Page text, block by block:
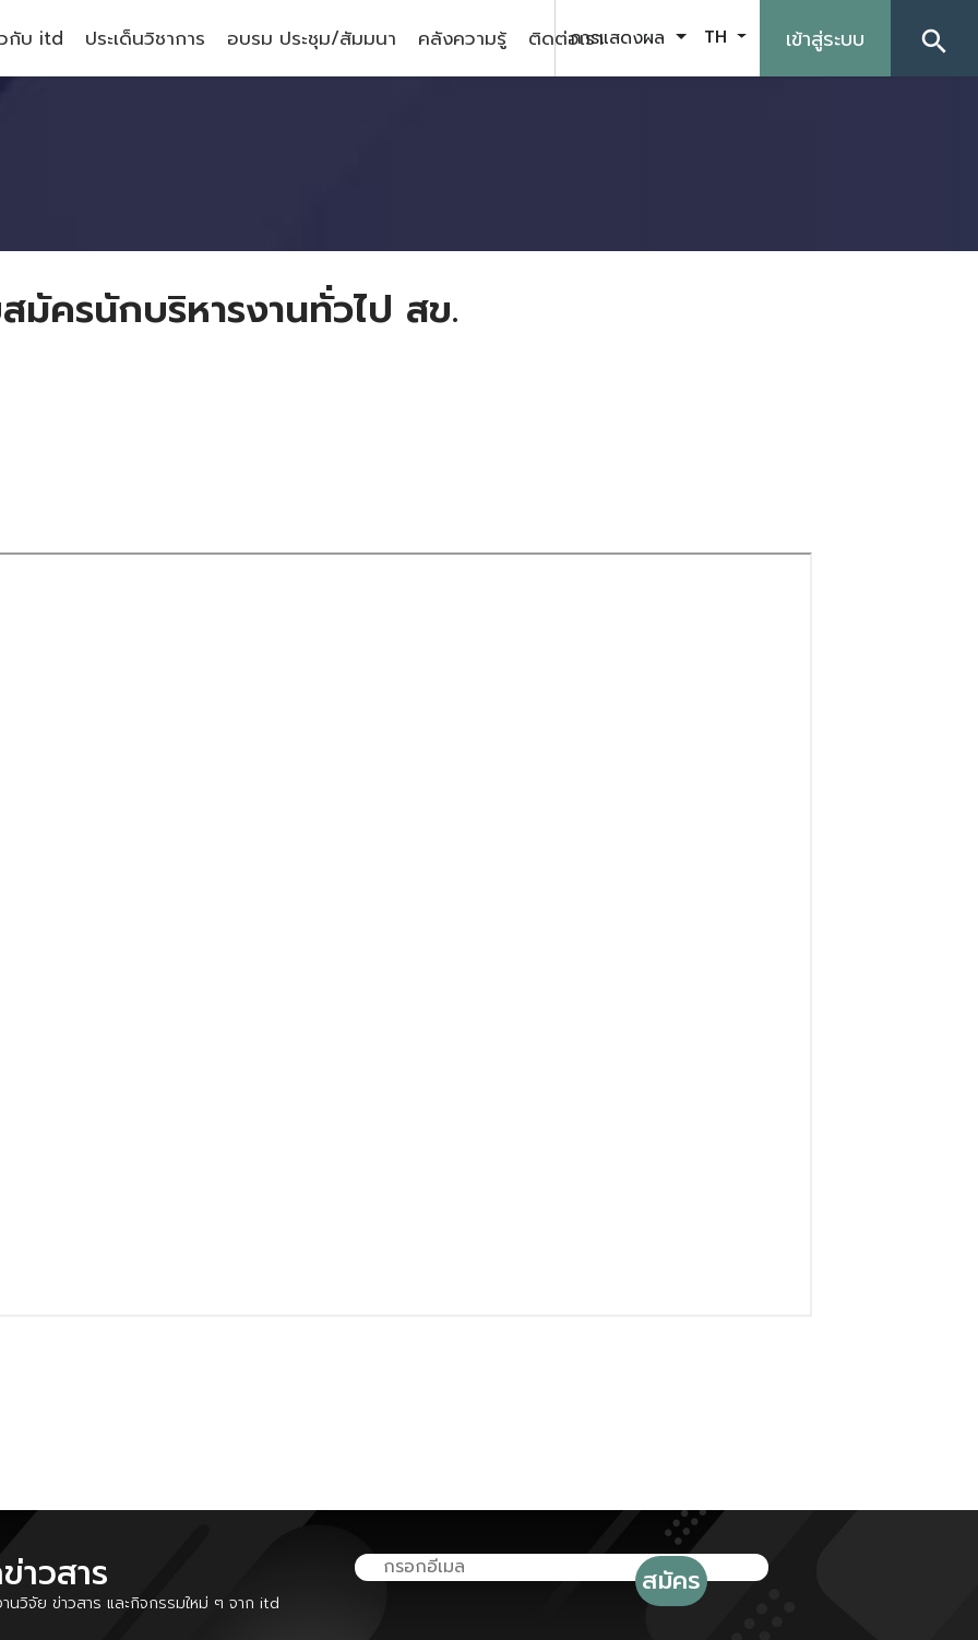
กับ itd ประเด็นวิชาการ อบรม ประชุม/สัมมนา คลังความรู้ ติดต่อเราการแสดงผล TH เข้าสู่ระบบ search
มัครนักบริหารงานทั่วไป สข.
าวสาร
นวิจัย ข่าวสาร และกิจกรรมใหม่ ๆ จาก itd